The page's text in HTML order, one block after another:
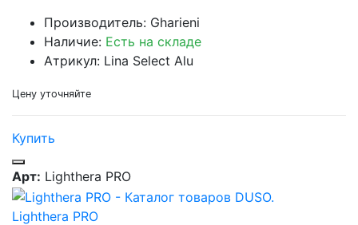
Производитель: Gharieni
Наличие: Есть на складе
Атрикул: Lina Select Alu
Цену уточняйте
Купить
Арт: Lighthera PRO
Lighthera PRO